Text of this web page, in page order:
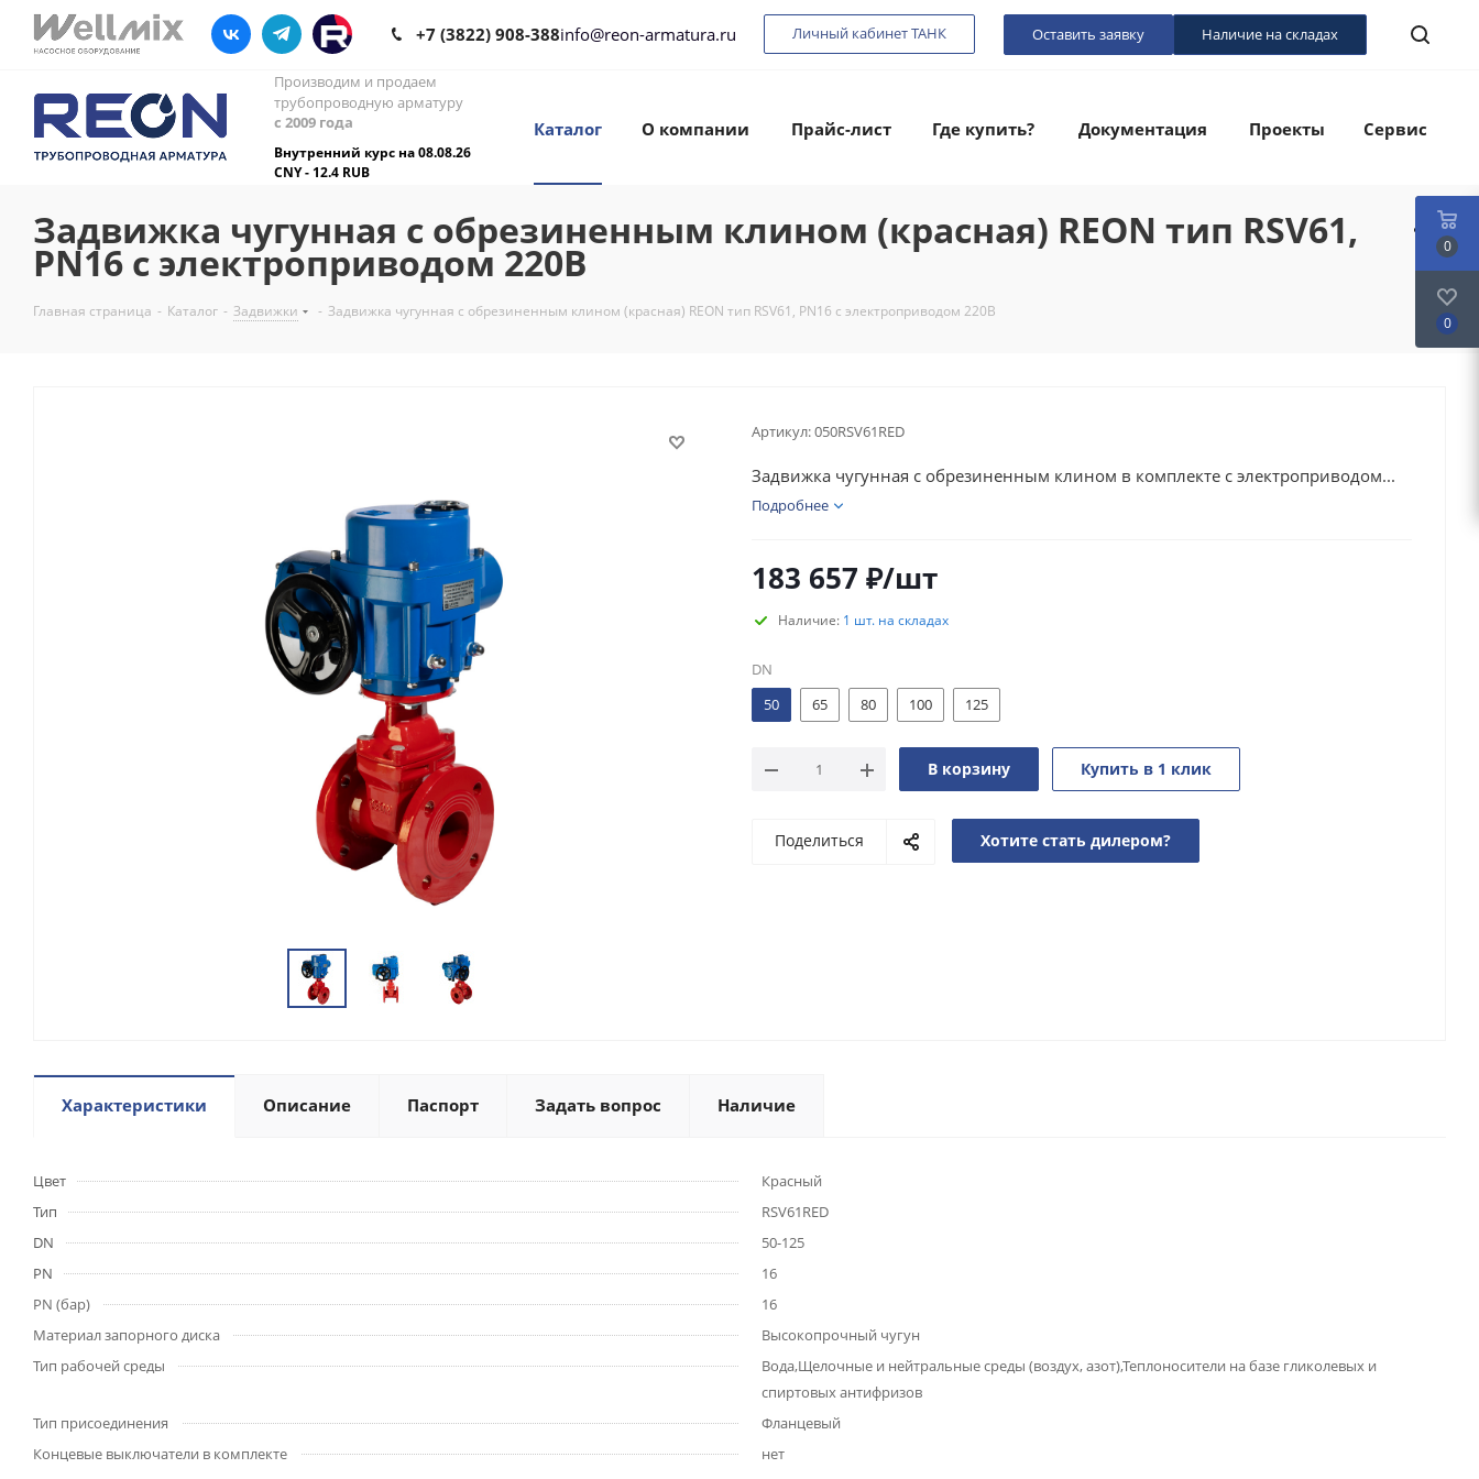
+7 (3822) 908-388info@reon-armatura.ru Личный кабинет ТАНК Оставить заявку Наличие на складах
Производим и продаем
трубопроводную арматуру
с 2009 года
Внутренний курс на 08.08.26
CNY - 12.4 RUB
Каталог О компании Прайс-лист Где купить? Документация Проекты Сервис
Задвижка чугунная с обрезиненным клином (красная) REON тип RSV61,
PN16 с электроприводом 220В
Главная страница - Каталог - Задвижки - Задвижка чугунная с обрезиненным клином (красная) REON тип RSV61, PN16 с электроприводом 220В
Артикул:050RSV61RED
Задвижка чугунная с обрезиненным клином в комплекте с электроприводом...
Подробнее
183 657 ₽/шт
Наличие: 1 шт. на складах
DN
50
65 80 100 125
В корзину Купить в 1 клик
Поделиться Хотите стать дилером?
Характеристики Описание Паспорт Задать вопрос Наличие
Цвет
Красный
Тип
RSV61RED
DN
50-125
PN
16
PN (бар)
16
Материал запорного диска
Высокопрочный чугун
Тип рабочей среды
Вода,Щелочные и нейтральные среды (воздух, азот),Теплоносители на базе гликолевых и
спиртовых антифризов
Тип присоединения
Фланцевый
Концевые выключатели в комплекте
нет
0
0